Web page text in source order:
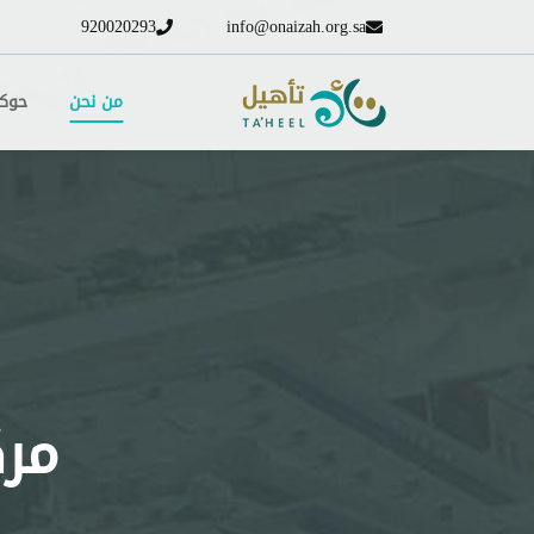
info@onaizah.org.sa
920020293
من نحن